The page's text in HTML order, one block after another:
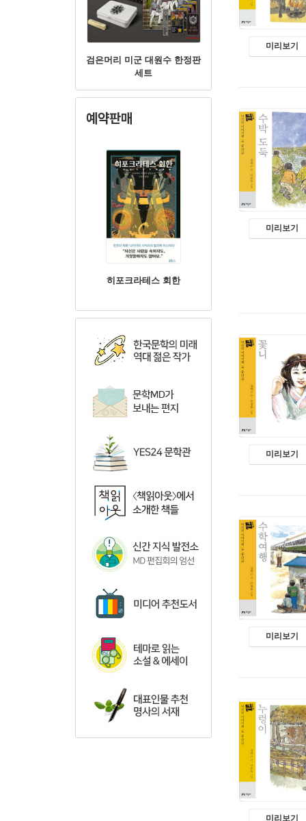
검은머리 미군 대원수 한정판
세트
예약판매
히포크라테스 회한
미리보기
미리보기
미리보기
미리보기
미리보기